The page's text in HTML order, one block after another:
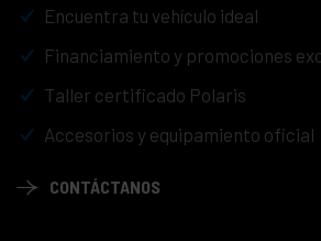
Encuentra tu vehículo ideal
Financiamiento y promociones
Taller certificado Polaris
Accesorios y equipamiento oficial
CONTÁCTANOS